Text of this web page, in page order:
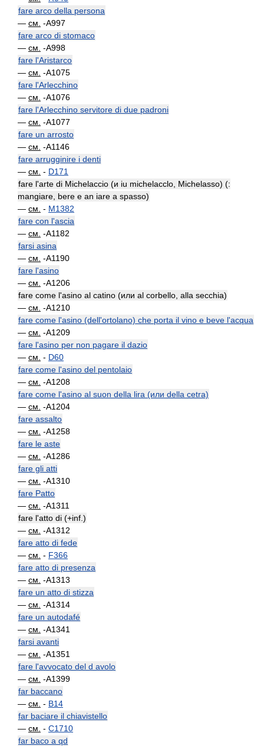
fare arco della persona
— см. -A997
fare arco di stomaco
— см. -A998
fare l'Aristarco
— см. -A1075
fare l'Arlecchino
— см. -A1076
fare l'Arlecchino servitore di due padroni
— см. -A1077
fare un arrosto
— см. -A1146
fare arrugginire i denti
— см. - D171
fare l'arte di Michelaccio (и iu michelacclo, Michelasso) (:
mangiare, bere e an iare a spasso)
— см. - M1382
fare con l'ascia
— см. -A1182
farsi asina
— см. -A1190
fare l'asino
— см. -A1206
fare come l'asino al catino (или al corbello, alla secchia)
— см. -A1210
fare come l'asino (dell'ortolano) che porta il vino e beve l'acqua
— см. -A1209
fare l'asino per non pagare il dazio
— см. - D60
fare come l'asino del pentolaio
— см. -A1208
fare come l'asino al suon della lira (или della cetra)
— см. -A1204
fare assalto
— см. -A1258
fare le aste
— см. -A1286
fare gli atti
— см. -A1310
fare Patto
— см. -A1311
fare l'atto di (+inf.)
— см. -A1312
fare atto di fede
— см. - F366
fare atto di presenza
— см. -A1313
fare un atto di stizza
— см. -A1314
fare un autodafé
— см. -A1341
farsi avanti
— см. -A1351
fare l'avvocato del d avolo
— см. -A1399
far baccano
— см. - B14
far baciare il chiavistello
— см. - C1710
far baco a qd